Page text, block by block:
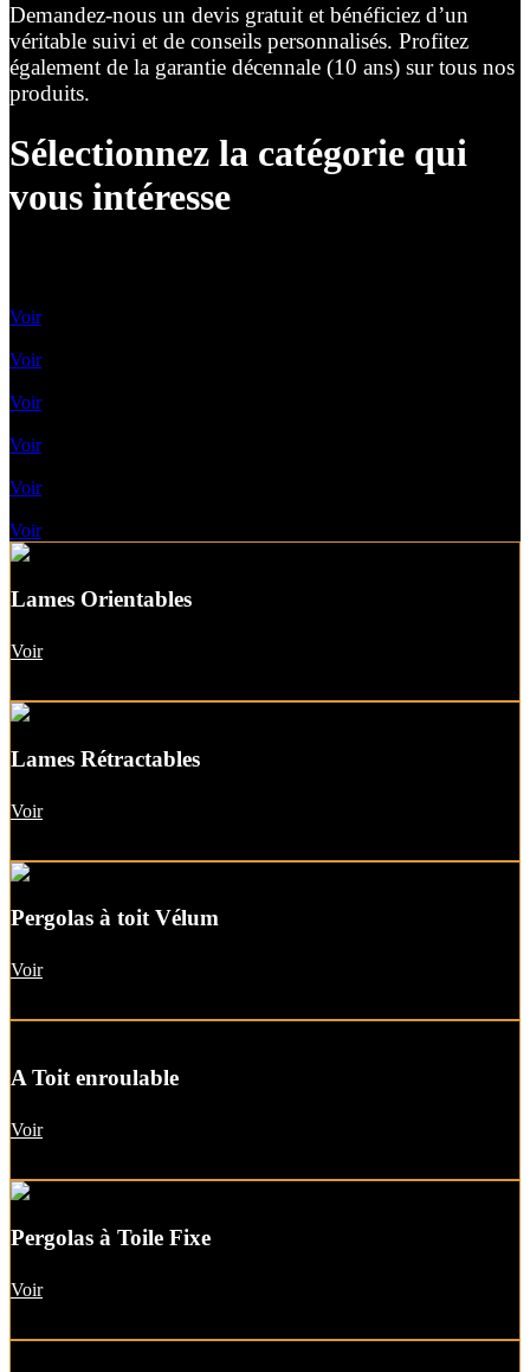
Demandez-nous un devis gratuit et bénéficiez d’un
véritable suivi et de conseils personnalisés. Profitez
également de la garantie décennale (10 ans) sur tous nos
produits.
Sélectionnez la catégorie qui
vous intéresse
Voir
Voir
Voir
Voir
Voir
Voir
Lames Orientables
Voir
Lames Rétractables
Voir
Pergolas à toit Vélum
Voir
A Toit enroulable
Voir
Pergolas à Toile Fixe
Voir